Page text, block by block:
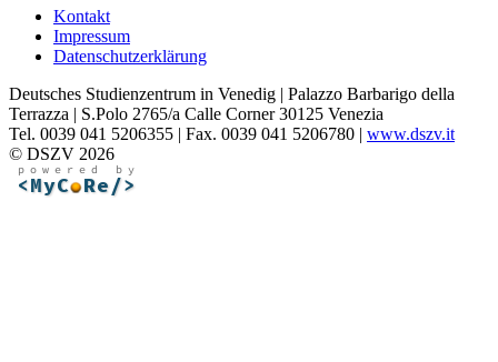
Kontakt
Impressum
Datenschutzerklärung
Deutsches Studienzentrum in Venedig | Palazzo Barbarigo della
Terrazza | S.Polo 2765/a Calle Corner 30125 Venezia
Tel. 0039 041 5206355 | Fax. 0039 041 5206780 | www.dszv.it
© DSZV 2026